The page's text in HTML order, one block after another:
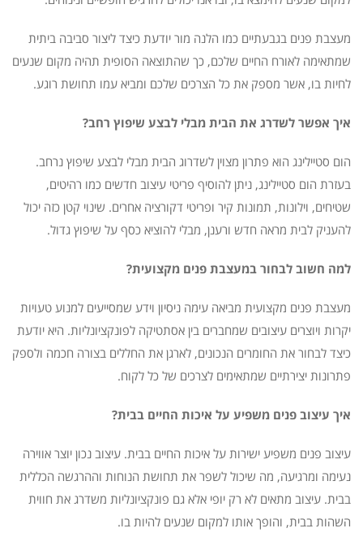
מעצבת פנים בגבעתיים כמו הלנה מור יודעת כיצד ליצור סביבה ביתית
שמתאימה לאורח החיים שלכם, כך שהתוצאה הסופית תהיה מקום שנעים
לחיות בו, אשר מספק את כל הצרכים שלכם ומביא עמו תחושת רוגע.
איך אפשר לשדרג את הבית מבלי לבצע שיפוץ רחב?
הום סטיילינג הוא פתרון מצוין לשדרוג הבית מבלי לבצע שיפוץ נרחב.
בעזרת הום סטיילינג, ניתן להוסיף פריטי עיצוב חדשים כמו רהיטים,
שטיחים, וילונות, תמונות קיר ופריטי דקורציה אחרים. שינוי קטן כזה יכול
להעניק לבית מראה חדש ורענן, מבלי להוציא כסף על שיפוץ גדול.
למה חשוב לבחור במעצבת פנים מקצועית?
מעצבת פנים מקצועית מביאה עימה ניסיון וידע שמסייעים למנוע טעויות
יקרות ויוצרים עיצובים שמחברים בין אסתטיקה לפונקציונליות. היא יודעת
כיצד לבחור את החומרים הנכונים, לארגן את החללים בצורה חכמה ולספק
פתרונות יצירתיים שמתאימים לצרכים של כל לקוח.
איך עיצוב פנים משפיע על איכות החיים בבית?
עיצוב פנים משפיע ישירות על איכות החיים בבית. עיצוב נכון יוצר אווירה
נעימה ומרגיעה, מה שיכול לשפר את תחושת הנוחות וההרגשה הכללית
בבית. עיצוב מתאים לא רק יופי אלא גם פונקציונליות משדרג את חווית
השהות בבית, והופך אותו למקום שנעים להיות בו.